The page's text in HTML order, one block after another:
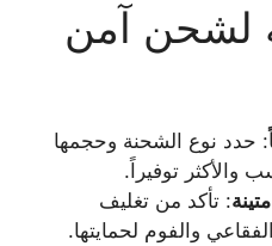
لشحن آمن
: حدد نوع الشحنة وحجمها
والأكثر توفيراً.
: تأكد من تغليف
والفوم لحمايتها.